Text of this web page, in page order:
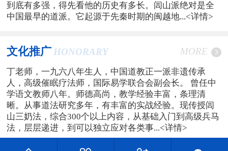
到底有多强，得先看他的历史有多长。闾山派绝对是全
中国最早的道派。它起源于先秦时期的闽越地...<详情>
文化推广 HONORARY MORE
丁老师，一九六八年生人，中国道教正一派非遗传承
人，高级催眠疗法师，国际易学联合会副会长。 曾任中
学语文教师八年。师德高尚，教学经验丰富，条理清
晰。从事道法研究多年，有丰富的实战经验。现传授闾
山三奶法，综合300个以上内容，从基础入门到高级兵马
法，层层递进，到可以独立应对各类事...<详情>